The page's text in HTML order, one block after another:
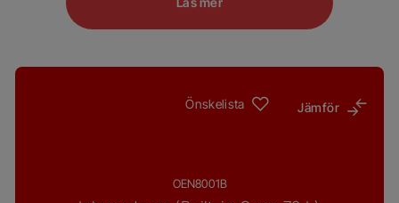
Önskelista Jämför
OEN8001B